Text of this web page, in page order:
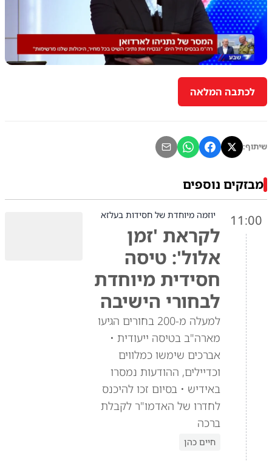
לכתבה המלאה
שיתוף:
מבזקים נוספים
11:00 יוזמה מיוחדת של חסידות בעלזא
לקראת 'זמן
אלול': טיסה
חסידית מיוחדת
לבחורי הישיבה
למעלה מ-200 בחורים הגיעו
מארה"ב בטיסה ייעודית •
אברכים שימשו כמלווים
וכדיילים, ההודעות נמסרו
באידיש • בסיום זכו להיכנס
לחדרו של האדמו"ר לקבלת
ברכה
חיים כהן